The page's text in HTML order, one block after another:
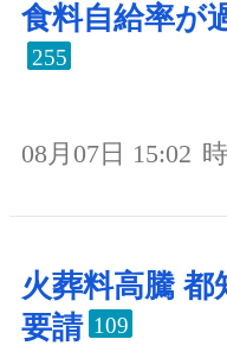
食料自給率が
255
08月07日 15:02
火葬料高騰 都
要請 109